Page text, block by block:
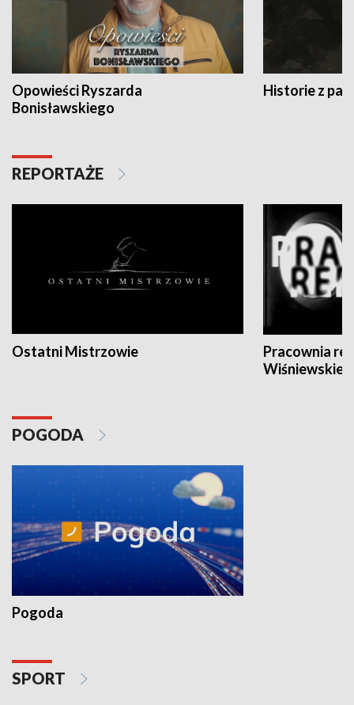
Opowieści Ryszarda
Bonisławskiego
Historie z
REPORTAŻE
Ostatni Mistrzowie
Pracownia
POGODA
Pogoda
SPORT